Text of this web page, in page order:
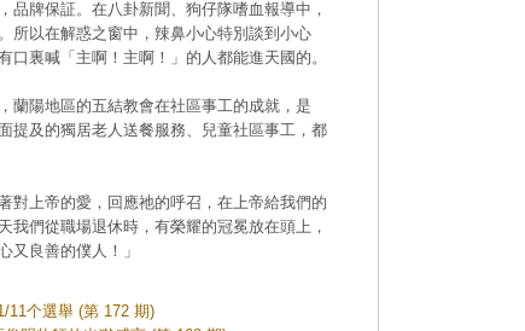
品牌保証。在八卦新聞、狗仔隊嗜血報導中，
所以在解惑之窗中，辣鼻小心特別談到小心
口裏喊「主啊！主啊！」的人都能進天國的。
蘭陽地區的五結教會在社區事工的成就，是
提及的獨居老人送餐服務、兒童社區事工，都
對上帝的愛，回應祂的呼召，在上帝給我們的
我們從職場退休時，有榮耀的冠冕放在頭上，
又良善的僕人！」
个選舉 (第 172 期)